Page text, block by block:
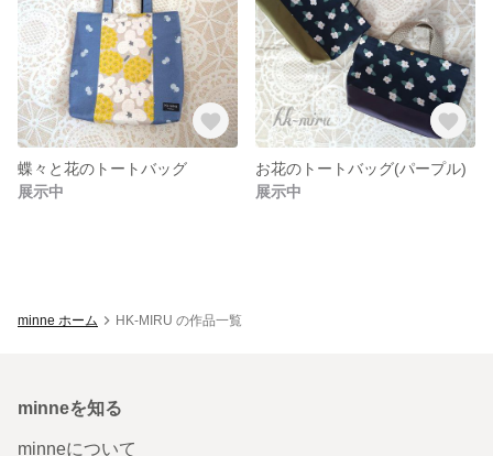
蝶々と花のトートバッグ
展示中
お花のトートバッグ(パープル)
展示中
minne ホーム HK-MIRU の作品一覧
minneを知る
minneについて